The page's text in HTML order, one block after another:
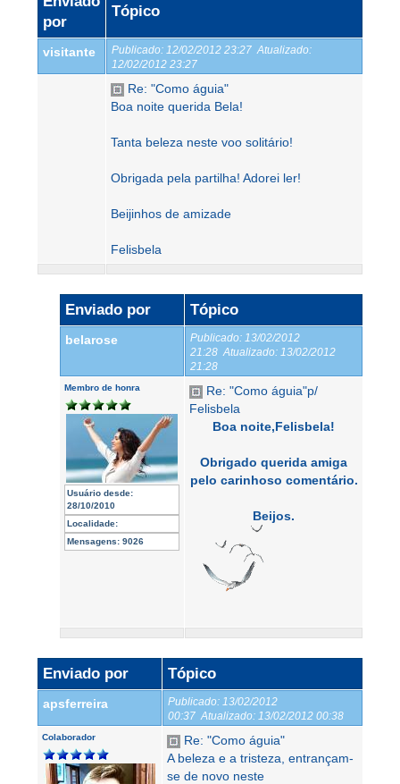
por
Tópico
visitante Publicado: 12/02/2012 23:27 Atualizado:
12/02/2012 23:27
Re: "Como águia"
Boa noite querida Bela!
Tanta beleza neste voo solitário!
Obrigada pela partilha! Adorei ler!
Beijinhos de amizade
Felisbela
Enviado por Tópico
belarose Publicado: 13/02/2012
21:28 Atualizado: 13/02/2012
21:28
Membro de honra
Usuário desde:
28/10/2010
Localidade:
Mensagens: 9026
Re: "Como águia"p/
Felisbela
Boa noite,Felisbela!
Obrigado querida amiga
pelo carinhoso comentário.
Beijos.
Enviado por Tópico
apsferreira Publicado: 13/02/2012
00:37 Atualizado: 13/02/2012 00:38
Colaborador
Re: "Como águia"
A beleza e a tristeza, entrançam-
se de novo neste